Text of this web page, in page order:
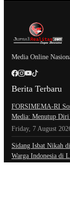
Media Online
Berita Terbaru
​FORSIMEMA-RI
Media: Menutup Diri
Friday, 7 August
Sidang Isbat Nikah
Warga Indonesia di